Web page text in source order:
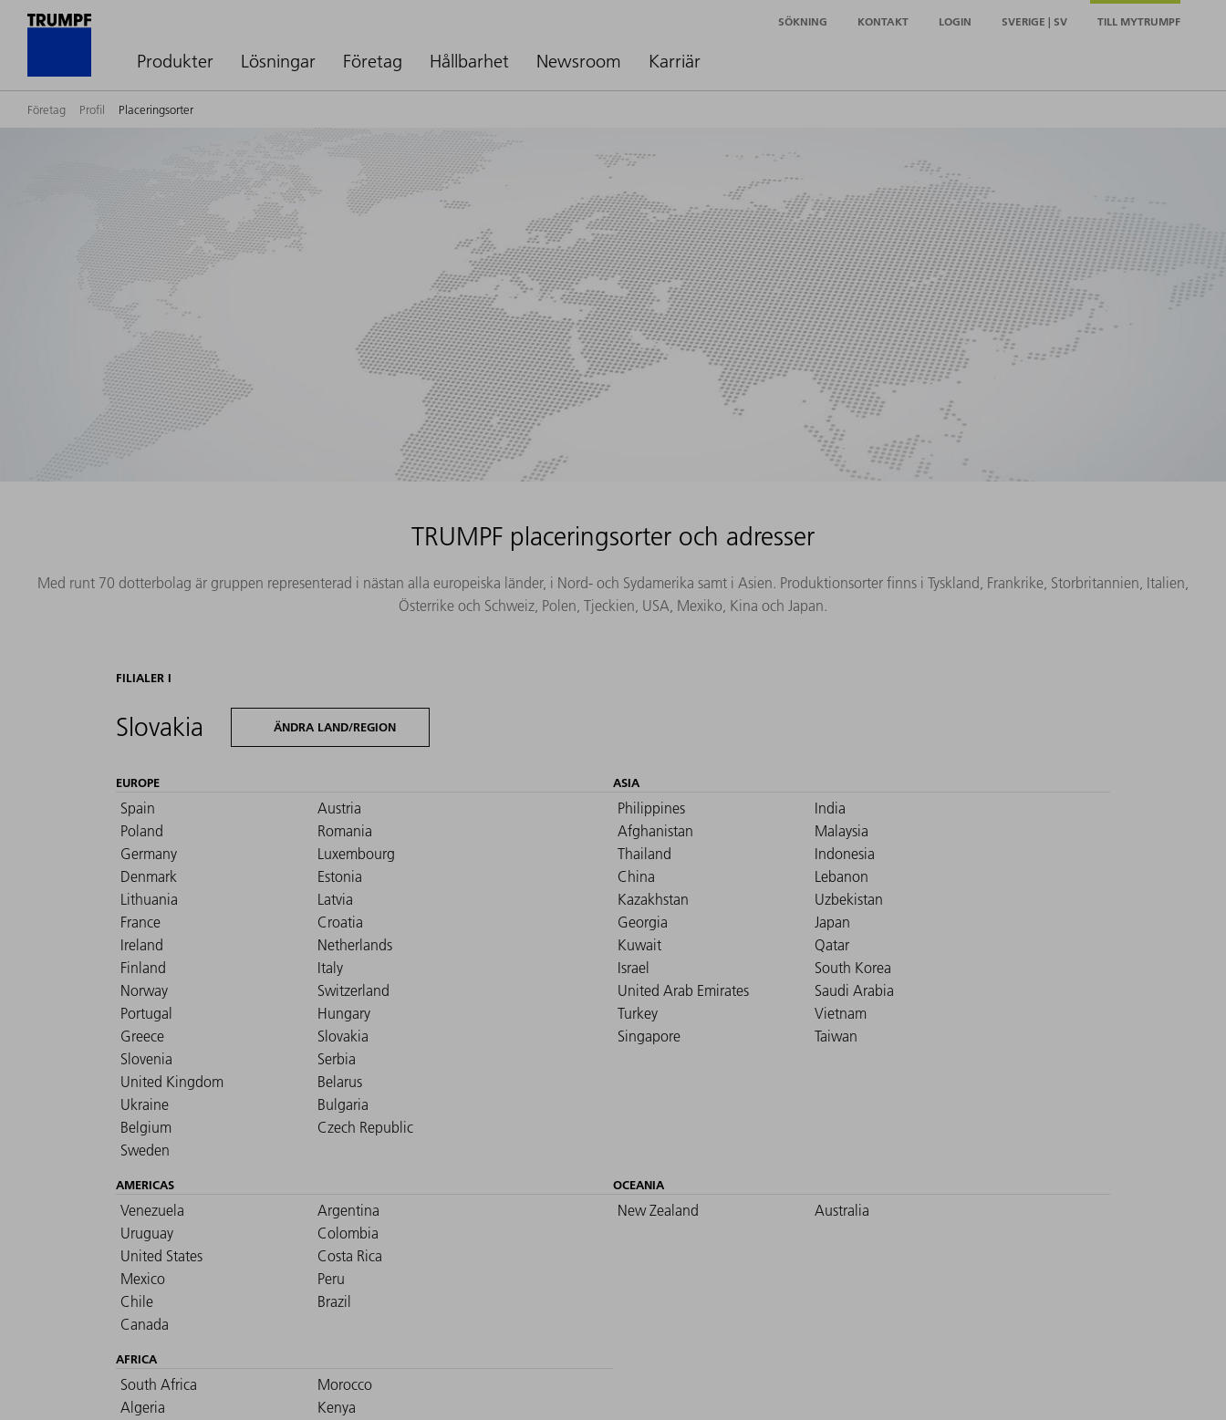
Produkter Lösningar Företag Hållbarhet Newsroom Karriär
SÖKNING KONTAKT LOGIN SVERIGE | SV TILL MYTRUMPF
Företag Profil Placeringsorter
TRUMPF placeringsorter och adresser
Med runt 70 dotterbolag är gruppen representerad i nästan alla europeiska länder, i Nord- och Sydamerika samt i Asien. Produktionsorter finns i Tyskland, Frankrike, Storbritannien, Italien,
Österrike och Schweiz, Polen, Tjeckien, USA, Mexiko, Kina och Japan.
FILIALER I
Slovakia ÄNDRA LAND/REGION
EUROPE
Spain
Austria
Poland
Romania
Germany
Luxembourg
Denmark
Estonia
Lithuania
Latvia
France
Croatia
Ireland
Netherlands
Finland
Italy
Norway
Switzerland
Portugal
Hungary
Greece
Slovakia
Slovenia
Serbia
United Kingdom
Belarus
Ukraine
Bulgaria
Belgium
Czech Republic
Sweden
ASIA
Philippines
India
Afghanistan
Malaysia
Thailand
Indonesia
China
Lebanon
Kazakhstan
Uzbekistan
Georgia
Japan
Kuwait
Qatar
Israel
South Korea
United Arab Emirates
Saudi Arabia
Turkey
Vietnam
Singapore
Taiwan
AMERICAS
Venezuela
Argentina
Uruguay
Colombia
United States
Costa Rica
Mexico
Peru
Chile
Brazil
Canada
OCEANIA
New Zealand Australia
AFRICA
South Africa
Morocco
Algeria
Kenya